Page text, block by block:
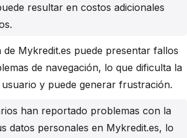
resultar en costos adicionales
de Mykredit.es puede presentar fallos
de navegación, lo que dificulta la
y puede generar frustración.
han reportado problemas con la
datos personales en Mykredit.es, lo